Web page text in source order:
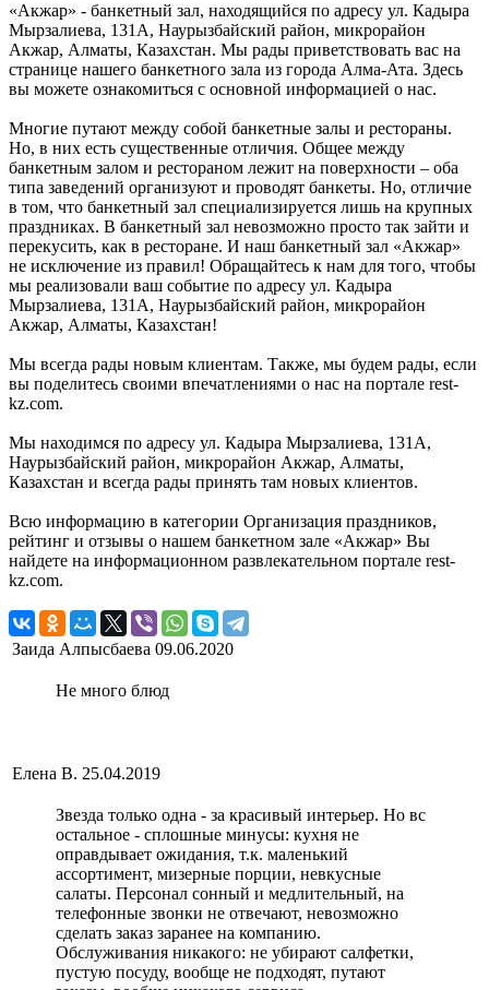
«Акжар» - банкетный зал, находящийся по адресу ул. Кадыра
Мырзалиева, 131А, Наурызбайский район, микрорайон
Акжар, Алматы, Казахстан. Мы рады приветствовать вас на
странице нашего банкетного зала из города Алма-Ата. Здесь
вы можете ознакомиться с основной информацией о нас.
Многие путают между собой банкетные залы и рестораны.
Но, в них есть существенные отличия. Общее между
банкетным залом и рестораном лежит на поверхности – оба
типа заведений организуют и проводят банкеты. Но, отличие
в том, что банкетный зал специализируется лишь на крупных
праздниках. В банкетный зал невозможно просто так зайти и
перекусить, как в ресторане. И наш банкетный зал «Акжар»
не исключение из правил! Обращайтесь к нам для того, чтобы
мы реализовали ваш событие по адресу ул. Кадыра
Мырзалиева, 131А, Наурызбайский район, микрорайон
Акжар, Алматы, Казахстан!
Мы всегда рады новым клиентам. Также, мы будем рады, если
вы поделитесь своими впечатлениями о нас на портале rest-
kz.com.
Мы находимся по адресу ул. Кадыра Мырзалиева, 131А,
Наурызбайский район, микрорайон Акжар, Алматы,
Казахстан и всегда рады принять там новых клиентов.
Всю информацию в категории Организация праздников,
рейтинг и отзывы о нашем банкетном зале «Акжар» Вы
найдете на информационном развлекательном портале rest-
kz.com.
Заида Алпысбаева 09.06.2020
Не много блюд
Елена В. 25.04.2019
Звезда только одна - за красивый интерьер. Но вс
остальное - сплошные минусы: кухня не
оправдывает ожидания, т.к. маленький
ассортимент, мизерные порции, невкусные
салаты. Персонал сонный и медлительный, на
телефонные звонки не отвечают, невозможно
сделать заказ заранее на компанию.
Обслуживания никакого: не убирают салфетки,
пустую посуду, вообще не подходят, путают